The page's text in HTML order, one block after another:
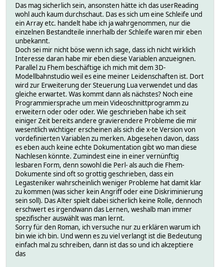
Das mag sicherlich sein, ansonsten hätte ich das userReading
wohl auch kaum durchschaut. Das es sich um eine Schleife und
ein Array etc. handelt habe ich ja wahrgenommen, nur die
einzelnen Bestandteile innerhalb der Schleife waren mir eben
unbekannt.
Doch sei mir nicht böse wenn ich sage, dass ich nicht wirklich
Interesse daran habe mir eben diese Variablen anzueignen.
Parallel zu Fhem beschäftige ich mich mit dem 3D-
Modellbahnstudio weil es eine meiner Leidenschaften ist. Dort
wird zur Erweiterung der Steuerung Lua verwendet und das
gleiche erwartet. Was kommt dann als nächstes? Noch eine
Programmiersprache um mein Videoschnittprogramm zu
erweitern oder oder oder. Wie geschrieben habe ich seit
einiger Zeit bereits andere gravierendere Probleme die mir
wesentlich wichtiger erscheinen als sich die x-te Version von
vordefinierten Variablen zu merken. Abgesehen davon, dass
es eben auch keine echte Dokumentation gibt wo man diese
Nachlesen könnte. Zumindest eine in einer vernünftig
lesbaren Form, denn sowohl die Perl- als auch die Fhem-
Dokumente sind oft so grottig geschrieben, dass ein
Legasteniker wahrscheinlich weniger Probleme hat damit klar
zu kommen (was sicher kein Angriff oder eine Diskriminierung
sein soll). Das Alter spielt dabei sicherlich keine Rolle, dennoch
erschwert es irgendwann das Lernen, weshalb man immer
spezifischer auswählt was man lernt.
Sorry für den Roman, ich versuche nur zu erklären warum ich
bin wie ich bin. Und wenn es zu viel verlangt ist die Bedeutung
einfach mal zu schreiben, dann ist das so und ich akzeptiere
das